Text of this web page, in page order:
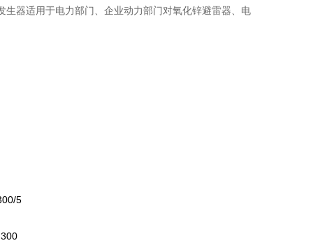
器适用于电力部门、企业动力部门对氧化锌避雷器、电
5
300